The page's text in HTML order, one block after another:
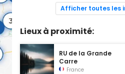
Espèces de
Truite
Afficher toutes les
Lieux à proximité:
RU de la Grande
Carre
France